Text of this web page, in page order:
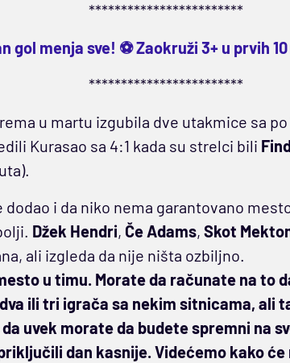
************************
gol menja sve! ⚽ Zaokruži 3+ u prvih
************************
u martu izgubila dve utakmice sa po
Kurasao sa 4:1 kada su strelci bili
dodao i da niko nema garantovano
Džek Hendri, Če Adams, Skot
ali izgleda da nije ništa ozbiljno.
u timu. Morate da računate na to
ili tri igrača sa nekim sitnicama, ali
uvek morate da budete spremni na
dan kasnije. Videćemo kako